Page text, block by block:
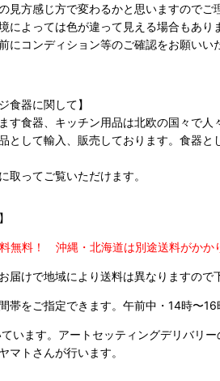
見方感じ方で変わるかと思いますのでご
によっては色が違って見える場合もあ
にコンディション等のご確認をお願い
食器に関して】
す食器、キッチン用品は北欧の国々で
として輸入、販売しております。食器
取ってご覧いただけます。
無料！ 沖縄・北海道は別途送料がかか
届けで地域により送料は異なりますので
帯をご指定できます。 午前中・14時〜
います。アートセッティングデリバリ
マトさんが行います。